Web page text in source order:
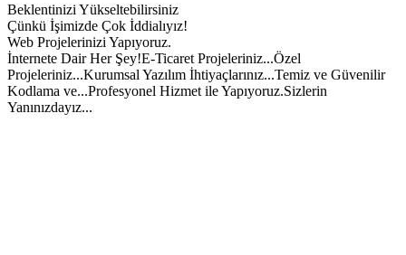
Beklentinizi Yükseltebilirsiniz
Çünkü İşimizde Çok İddialıyız!
Web Projelerinizi Yapıyoruz.
İnternete Dair Her Şey!E-Ticaret Projeleriniz...Özel
Projeleriniz...Kurumsal Yazılım İhtiyaçlarınız...Temiz ve Güvenilir
Kodlama ve...Profesyonel Hizmet ile Yapıyoruz.Sizlerin
Yanınızdayız...